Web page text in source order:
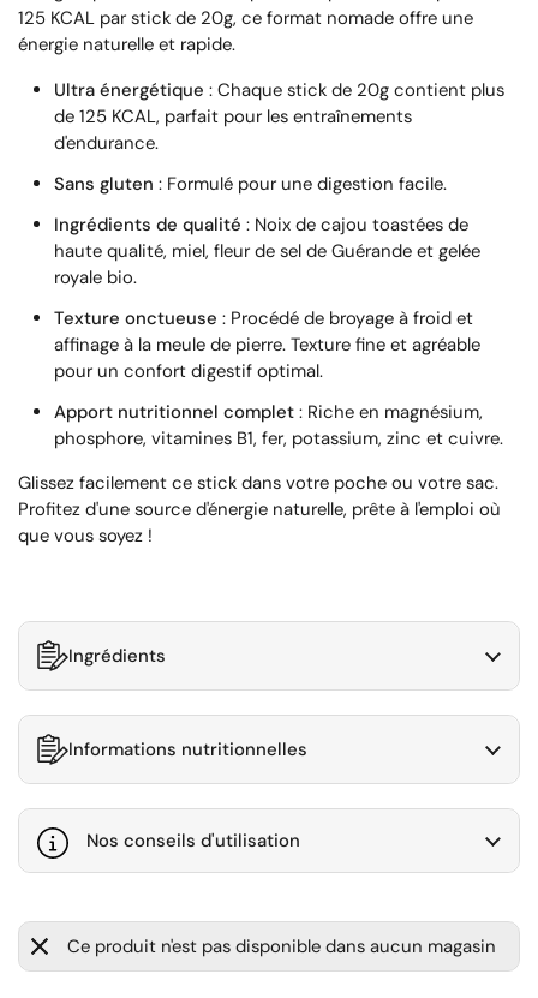
125 KCAL par stick de 20g, ce format nomade offre une
énergie naturelle et rapide.
Ultra énergétique : Chaque stick de 20g contient plus
de 125 KCAL, parfait pour les entraînements
d'endurance.
Sans gluten : Formulé pour une digestion facile.
Ingrédients de qualité : Noix de cajou toastées de
haute qualité, miel, fleur de sel de Guérande et gelée
royale bio.
Texture onctueuse : Procédé de broyage à froid et
affinage à la meule de pierre. Texture fine et agréable
pour un confort digestif optimal.
Apport nutritionnel complet: Riche en magnésium,
phosphore, vitamines B1, fer, potassium, zinc et cuivre.
Glissez facilement ce stick dans votre poche ou votre sac.
Profitez d'une source d'énergie naturelle, prête à l'emploi où
que vous soyez !
Ingrédients
Informations nutritionnelles
Nos conseils d'utilisation
Ce produit n'est pas disponible dans aucun magasin